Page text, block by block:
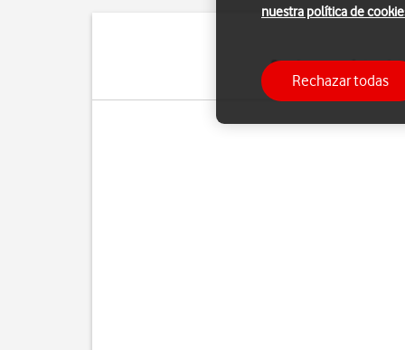
Puedes ver cuántos
nuestra política de
Rechazar todas